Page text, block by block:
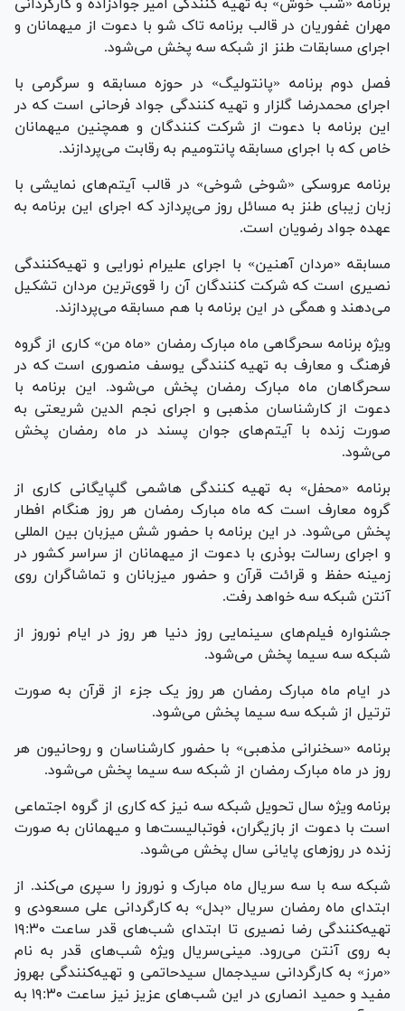
برنامه «شب خوش» به تهیه کنندگی امیر جوادزاده و کارگردانی
مهران غفوریان در قالب برنامه تاک شو با دعوت از میهمانان و
اجرای مسابقات طنز از شبکه سه پخش می‌شود.
فصل دوم برنامه «پانتولیگ» در حوزه مسابقه و سرگرمی با
اجرای محمدرضا گلزار و تهیه کنندگی جواد فرحانی است که در
این برنامه با دعوت از شرکت کنندگان و همچنین میهمانان
خاص که با اجرای مسابقه پانتومیم به رقابت می‌پردازند.
برنامه عروسکی «شوخی شوخی» در قالب آیتم‌های نمایشی با
زبان زیبای طنز به مسائل روز می‌پردازد که اجرای این برنامه به
عهده جواد رضویان است.
مسابقه «مردان آهنین» با اجرای علیرام نورایی و تهیه‌کنندگی
نصیری است که شرکت کنندگان آن را قوی‌ترین مردان تشکیل
می‌دهند و همگی در این برنامه با هم مسابقه می‌پردازند.
ویژه برنامه سحرگاهی ماه مبارک رمضان «ماه من» کاری از گروه
فرهنگ و معارف به تهیه کنندگی یوسف منصوری است که در
سحرگاهان ماه مبارک رمضان پخش می‌شود. این برنامه با
دعوت از کارشناسان مذهبی و اجرای نجم الدین شریعتی به
صورت زنده با آیتم‌های جوان پسند در ماه رمضان پخش
می‌شود.
برنامه «محفل» به تهیه کنندگی هاشمی گلپایگانی کاری از
گروه معارف است که ماه مبارک رمضان هر روز هنگام افطار
پخش می‌شود. در این برنامه با حضور شش میزبان بین المللی
و اجرای رسالت بوذری با دعوت از میهمانان از سراسر کشور در
زمینه حفظ و قرائت قرآن و حضور میزبانان و تماشاگران روی
آنتن شبکه سه خواهد رفت.
جشنواره فیلم‌های سینمایی روز دنیا هر روز در ایام نوروز از
شبکه سه سیما پخش می‌شود.
در ایام ماه مبارک رمضان هر روز یک جزء از قرآن به صورت
ترتیل از شبکه سه سیما پخش می‌شود.
برنامه «سخنرانی مذهبی» با حضور کارشناسان و روحانیون هر
روز در ماه مبارک رمضان از شبکه سه سیما پخش می‌شود.
برنامه ویژه سال تحویل شبکه سه نیز که کاری از گروه اجتماعی
است با دعوت از بازیگران، فوتبالیست‌ها و میهمانان به صورت
زنده در روز‌های پایانی سال پخش می‌شود.
شبکه سه با سه سریال ماه مبارک و نوروز را سپری می‌کند. از
ابتدای ماه رمضان سریال «بدل» به کارگردانی علی مسعودی و
تهیه‌کنندگی رضا نصیری تا ابتدای شب‌های قدر ساعت ۱۹:۳۰
به روی آنتن می‌رود. مینی‌سریال ویژه شب‌های قدر به نام
«مرز» به کارگردانی سیدجمال سیدحاتمی و تهیه‌کنندگی بهروز
مفید و حمید انصاری در این شب‌های عزیز نیز ساعت ۱۹:۳۰ به